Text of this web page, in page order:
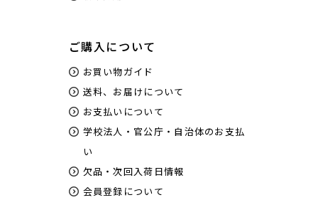
ご購入について
お買い物ガイド
送料、お届けについて
お支払いについて
学校法人・官公庁・自治体のお支払
い
欠品・次回入荷日情報
会員登録について